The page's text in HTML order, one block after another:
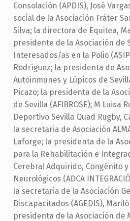
Consolación (APDIS), José
social de la Asociación Fráter
Silva; la directora de Equitea,
presidente de la Asociación de
Interesados/as en la Polio
Rodríguez; la presidenta de
Autoinmunes y Lúpicos de
Picazo; la presidenta de la
de Sevilla (AFIBROSE); M Luisa
Deportivo Sevilla Quad Rugby,
la secretaria de Asociación
Laforge; la presidenta de la
para la Rehabilitación e
Cerebral Adquirido, Congénito
Neurológicos (ADCA
la secretaria de la Asociación
Discapacitados (AGEDIS),
presidenta de la Asociación de